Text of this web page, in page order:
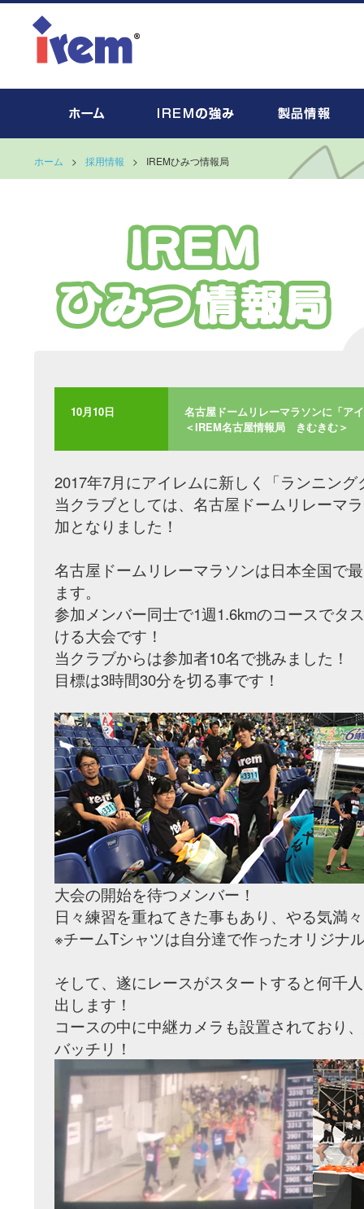
ホーム > 採用情報 > IREMひみつ情報局
10月10日
名古屋ドームリレーマラソンに「ア
＜IREM名古屋情報局 きむきむ＞
2017年7月にアイレムに新しく「ランニン
当クラブとしては、名古屋ドームリレーマ
加となりました！
名古屋ドームリレーマラソンは日本全国で
ます。
参加メンバー同士で1週1.6kmのコースでタ
ける大会です！
当クラブからは参加者10名で挑みました！
目標は3時間30分を切る事です！
大会の開始を待つメンバー！
日々練習を重ねてきた事もあり、やる気満
※チームTシャツは自分達で作ったオリジナ
そして、遂にレースがスタートすると何千
出します！
コースの中に中継カメラも設置されており
バッチリ！